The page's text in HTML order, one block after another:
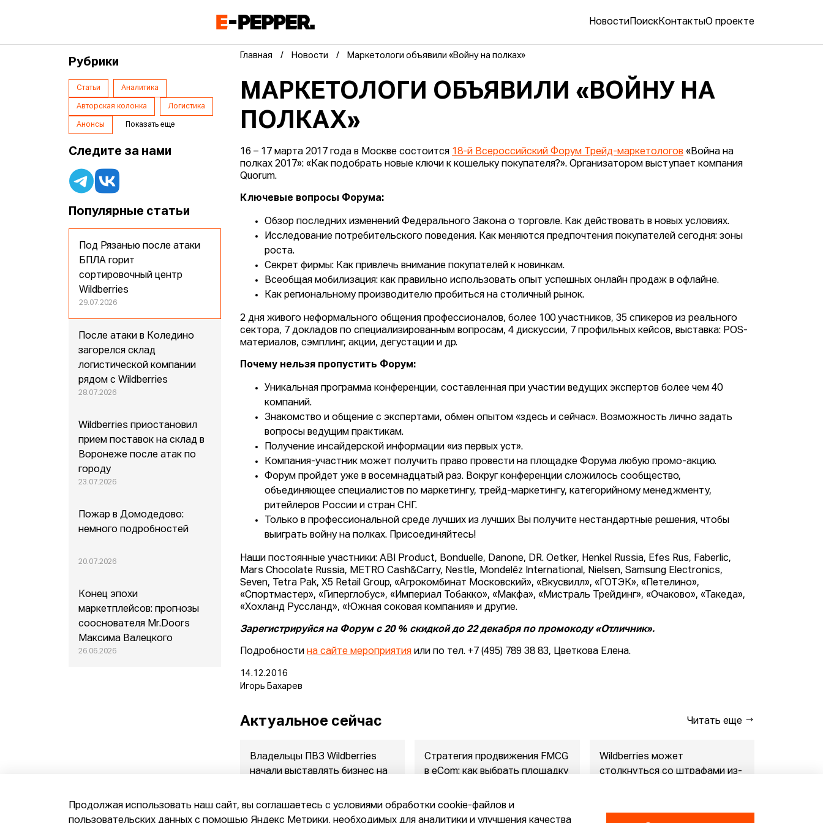
Новости ПоискКонтактыО проекте
Главная Новости Маркетологи объявили «Войну на полках»
МАРКЕТОЛОГИ ОБЪЯВИЛИ «ВОЙНУ НА
ПОЛКАХ»
16 – 17 марта 2017 года в Москве состоится 18-й Всероссийский Форум Трейд-маркетологов «Война на
полках 2017»: «Как подобрать новые ключи к кошельку покупателя?». Организатором выступает компания
Quorum.
Ключевые вопросы Форума:
Обзор последних изменений Федерального Закона о торговле. Как действовать в новых условиях.
Исследование потребительского поведения. Как меняются предпочтения покупателей сегодня: зоны
роста.
Секрет фирмы: Как привлечь внимание покупателей к новинкам.
Всеобщая мобилизация: как правильно использовать опыт успешных онлайн продаж в офлайне.
Как региональному производителю пробиться на столичный рынок.
2 дня живого неформального общения профессионалов, более 100 участников, 35 спикеров из реального
сектора, 7 докладов по специализированным вопросам, 4 дискуссии, 7 профильных кейсов, выставка: POS-
материалов, сэмплинг, акции, дегустации и др.
Почему нельзя пропустить Форум:
Уникальная программа конференции, составленная при участии ведущих экспертов более чем 40
компаний.
Знакомство и общение с экспертами, обмен опытом «здесь и сейчас». Возможность лично задать
вопросы ведущим практикам.
Получение инсайдерской информации «из первых уст».
Компания-участник может получить право провести на площадке Форума любую промо-акцию.
Форум пройдет уже в восемнадцатый раз. Вокруг конференции сложилось сообщество,
объединяющее специалистов по маркетингу, трейд-маркетингу, категорийному менеджменту,
ритейлеров России и стран СНГ.
Только в профессиональной среде лучших из лучших Вы получите нестандартные решения, чтобы
выиграть войну на полках. Присоединяйтесь!
Наши постоянные участники: ABI Product, Bonduelle, Danone, DR. Oetker, Henkel Russia, Efes Rus, Faberlic,
Mars Chocolate Russia, METRO Cash&Carry, Nestle, Mondelēz International, Nielsen, Samsung Electronics,
Seven, Tetra Pak, X5 Retail Group, «Агрокомбинат Московский», «Вкусвилл», «ГОТЭК», «Петелино»,
«Спортмастер», «Гиперглобус», «Империал Тобакко», «Макфа», «Мистраль Трейдинг», «Очаково», «Такеда»,
«Хохланд Руссланд», «Южная соковая компания» и другие.
Зарегистрируйся на Форум с 20 % скидкой до 22 декабря по промокоду «Отличник».
Подробностина сайте мероприятия или по тел. +7 (495) 789 38 83, Цветкова Елена.
14.12.2016
Игорь Бахарев
Актуальное сейчас Читать еще
Владельцы ПВЗ Wildberries
начали выставлять бизнес на
07.08.2026
Стратегия продвижения FMCG
в eСom: как выбрать площадку
07.08.2026
Wildberries может
столкнуться со штрафами из-
Рубрики
Статьи Аналитика
Авторская колонка Логистика
Анонсы Показать еще
Следите за нами
Популярные статьи
Под Рязанью после атаки
БПЛА горит
сортировочный центр
Wildberries
29.07.2026
После атаки в Коледино
загорелся склад
логистической компании
рядом с Wildberries
28.07.2026
Wildberries приостановил
прием поставок на склад в
Воронеже после атак по
городу
23.07.2026
Пожар в Домодедово:
немного подробностей
20.07.2026
Конец эпохи
маркетплейсов: прогнозы
сооснователя Mr.Doors
Максима Валецкого
26.06.2026
Продолжая использовать наш сайт, вы соглашаетесь с условиями обработки cookie-файлов и
пользовательских данных с помощью Яндекс Метрики, необходимых для аналитики и улучшения качества